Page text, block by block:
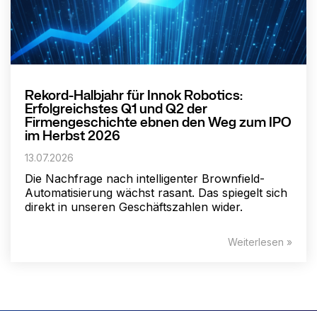
Rekord-Halbjahr für Innok Robotics:
Erfolgreichstes Q1 und Q2 der
Firmengeschichte ebnen den Weg zum IPO
im Herbst 2026
13.07.2026
Die Nachfrage nach intelligenter Brownfield-
Automatisierung wächst rasant. Das spiegelt sich
direkt in unseren Geschäftszahlen wider.
Weiterlesen »